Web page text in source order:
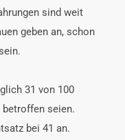
sind weit
geben an, schon
31 von 100
betroffen seien.
bei 41 an.